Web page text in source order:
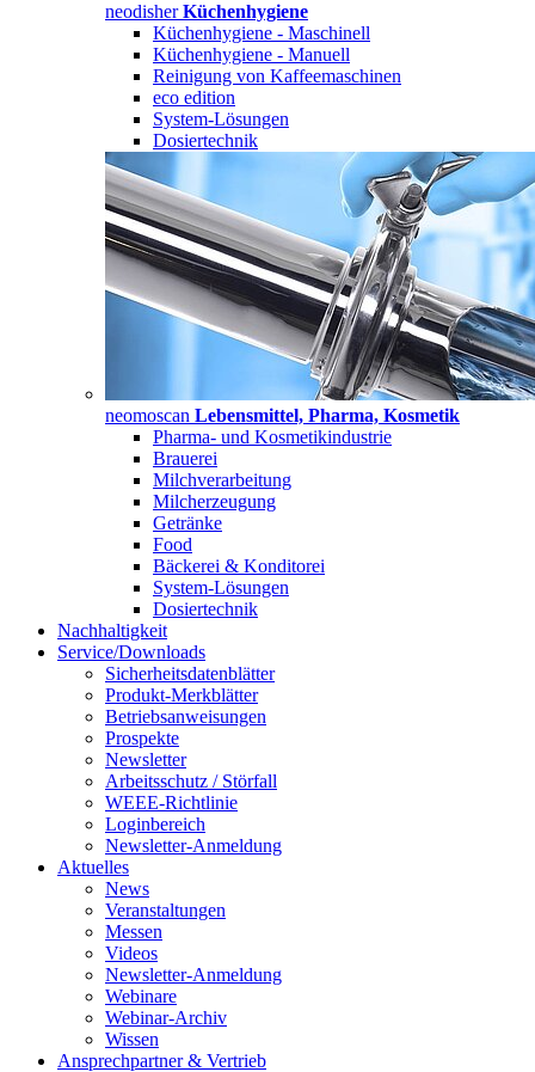
neodisherKüchenhygiene
Küchenhygiene - Maschinell
Küchenhygiene - Manuell
Reinigung von Kaffeemaschinen
eco edition
System-Lösungen
Dosiertechnik
neomoscan Lebensmittel, Pharma, Kosmetik
Pharma- und Kosmetikindustrie
Brauerei
Milchverarbeitung
Milcherzeugung
Getränke
Food
Bäckerei & Konditorei
System-Lösungen
Dosiertechnik
Nachhaltigkeit
Service/Downloads
Sicherheitsdatenblätter
Produkt-Merkblätter
Betriebsanweisungen
Prospekte
Newsletter
Arbeitsschutz / Störfall
WEEE-Richtlinie
Loginbereich
Newsletter-Anmeldung
Aktuelles
News
Veranstaltungen
Messen
Videos
Newsletter-Anmeldung
Webinare
Webinar-Archiv
Wissen
Ansprechpartner & Vertrieb